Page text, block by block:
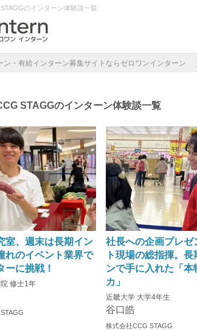
のインターン体験談一覧
ン・有給インターン募集サイトならゼロワンインターン
STAGGのインターン体験談一覧
室、週末は長期イン
れのイベント業界で
ーに挑戦！
修士1年
社長への企画プレゼ
ト現場の総指揮。
ンで手に入れた「本
カ」
近畿大学 大学4年生
谷口皓
株式会社CCG STAGG